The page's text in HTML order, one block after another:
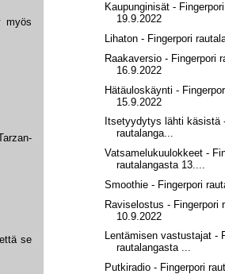
se
myös
Kaupunginisät -
19.9.2022
Lihaton - Fingerpori
Raakaversio - Fingerpori
16.9.2022
Hätäuloskäynti -
15.9.2022
Itsetyydytys lähti käsistä
rautalanga...
Vatsamelukuulokkeet -
rautalangasta 13....
Smoothie - Fingerpori
Raviselostus - Fingerpori
10.9.2022
Lentämisen vastustajat -
rautalangasta ...
Putkiradio - Fingerpori